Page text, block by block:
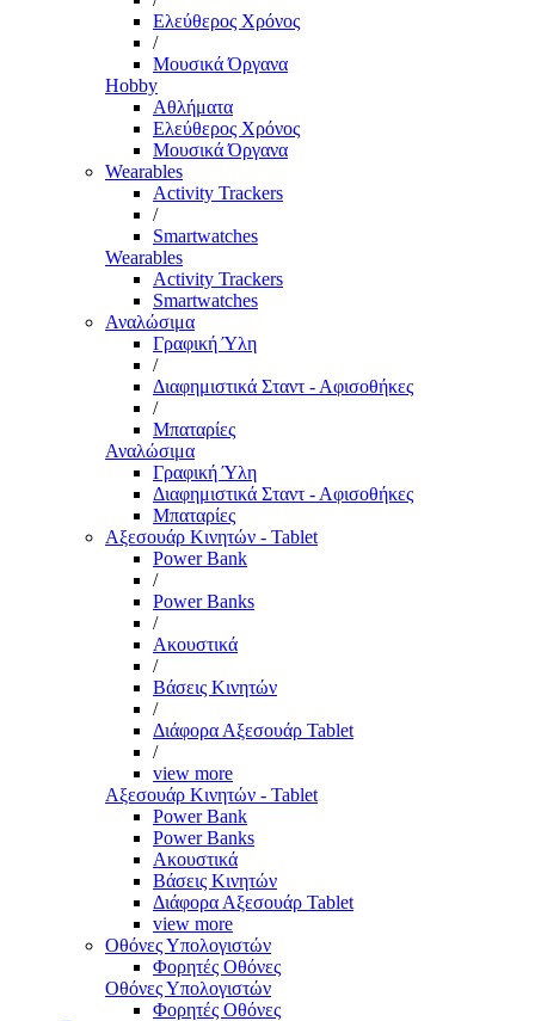
Ελεύθερος Χρόνος
/
Μουσικά Όργανα
Hobby
Αθλήματα
Ελεύθερος Χρόνος
Μουσικά Όργανα
Wearables
Activity Trackers
/
Smartwatches
Wearables
Activity Trackers
Smartwatches
Αναλώσιμα
Γραφική Ύλη
/
Διαφημιστικά Σταντ - Αφισοθήκες
/
Μπαταρίες
Αναλώσιμα
Γραφική Ύλη
Διαφημιστικά Σταντ - Αφισοθήκες
Μπαταρίες
Αξεσουάρ Κινητών - Tablet
Power Bank
/
Power Banks
/
Ακουστικά
/
Βάσεις Κινητών
/
Διάφορα Αξεσουάρ Tablet
/
view more
Αξεσουάρ Κινητών - Tablet
Power Bank
Power Banks
Ακουστικά
Βάσεις Κινητών
Διάφορα Αξεσουάρ Tablet
view more
Οθόνες Υπολογιστών
Φορητές Οθόνες
Οθόνες Υπολογιστών
Φορητές Οθόνες